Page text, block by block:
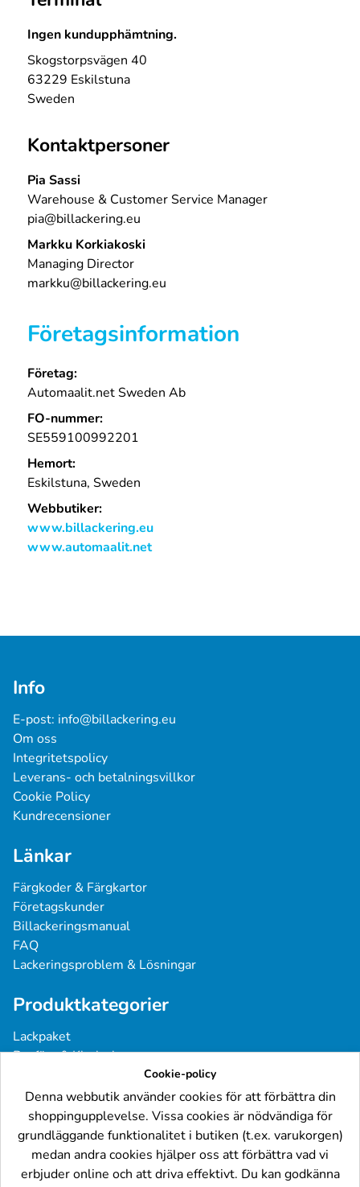
Ingen kundupphämtning.
Skogstorpsvägen 40
63229 Eskilstuna
Sweden
Kontaktpersoner
Pia Sassi
Warehouse & Customer Service Manager
pia@billackering.eu
Markku Korkiakoski
Managing Director
markku@billackering.eu
Företagsinformation
Företag:
Automaalit.net Sweden Ab
FO-nummer:
SE559100992201
Hemort:
Eskilstuna, Sweden
Webbutiker:
www.billackering.eu
www.automaalit.net
Info
E-post: info@billackering.eu
Om oss
Integritetspolicy
Leverans- och betalningsvillkor
Cookie Policy
Kundrecensioner
Länkar
Färgkoder & Färgkartor
Företagskunder
Billackeringsmanual
FAQ
Lackeringsproblem & Lösningar
Produktkategorier
Lackpaket
Basfärg & Klarlack
Grundfärg & Spackel
Verktyg & Tillbehör
Industri- & Yrkeslack
Följ oss
Cookie-policy
Denna webbutik använder cookies för att förbättra din
shoppingupplevelse. Vissa cookies är nödvändiga för
grundläggande funktionalitet i butiken (t.ex. varukorgen)
medan andra cookies hjälper oss att förbättra vad vi
erbjuder online och att driva effektivt. Du kan godkänna